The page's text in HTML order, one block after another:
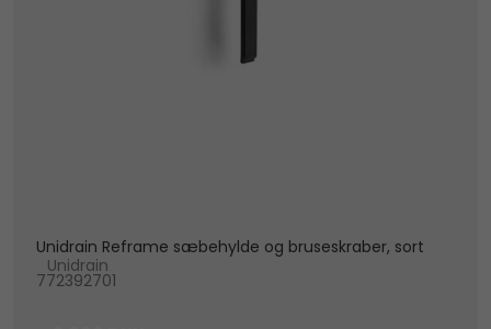
Unidrain Reframe sæbehylde og bruseskraber, sort
Unidrain
772392701